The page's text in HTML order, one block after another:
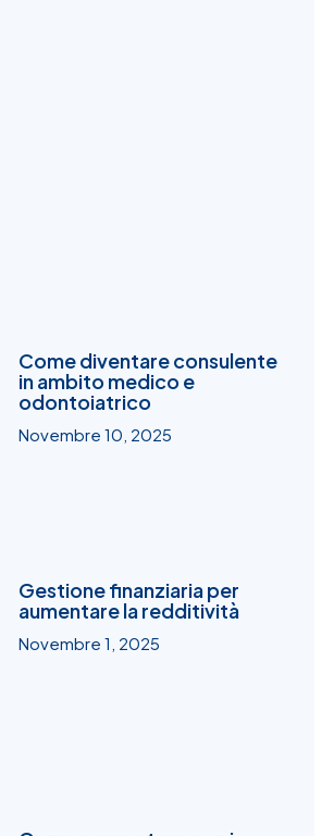
Come diventare consulente
in ambito medico e
odontoiatrico
Novembre 10, 2025
Gestione finanziaria per
aumentare la redditività
Novembre 1, 2025